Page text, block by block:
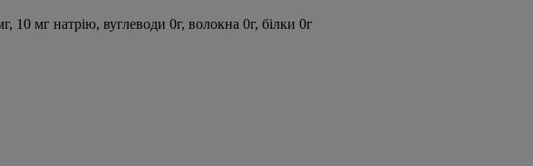
10 мг натрію, вуглеводи 0г, волокна 0г, білки 0г